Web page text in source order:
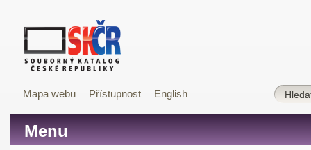
Mapa webu Přístupnost English
Menu